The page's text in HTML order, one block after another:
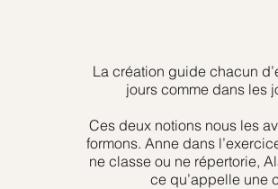
La création guide chacun
jours comme dans les
Ces deux notions nous les
formons. Anne dans
ne classe ou ne répertorie,
ce qu’appelle une